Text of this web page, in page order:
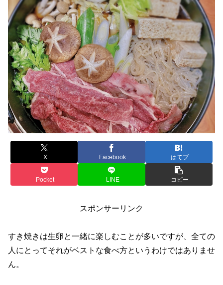
X Facebook はてブ
Pocket LINE コピー
スポンサーリンク
すき焼きは生卵と一緒に楽しむことが多いですが、全ての
人にとってそれがベストな食べ方というわけではありませ
ん。